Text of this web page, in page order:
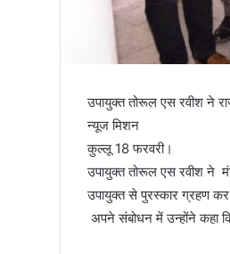
उपायुक्त तोरूल एस रवीश ने
न्यूज मिशन
कुल्लू 18 फरवरी।
उपायुक्त तोरूल एस रवीश ने
उपायुक्त से पुरस्कार ग्रहण कर
अपने संबोधन में उन्होंने कहा